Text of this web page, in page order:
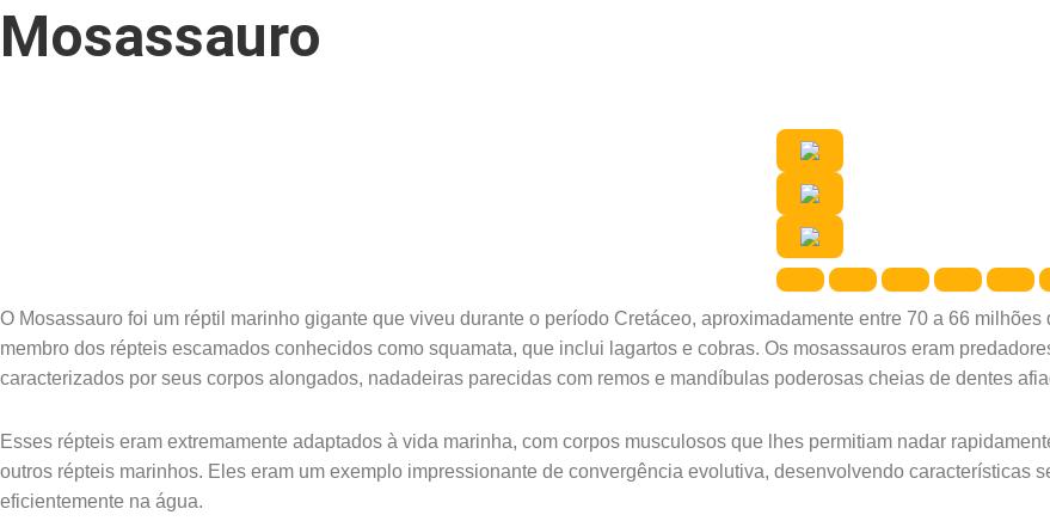
Mosassauro
O Mosassauro foi um réptil marinho gigante que viveu durante o período Cretáceo, aproximadamente entre 70 a 66
membro dos répteis escamados conhecidos como squamata, que inclui lagartos e cobras. Os mosassauros eram
caracterizados por seus corpos alongados, nadadeiras parecidas com remos e mandíbulas poderosas cheias de dentes
Esses répteis eram extremamente adaptados à vida marinha, com corpos musculosos que lhes permitiam nadar
outros répteis marinhos. Eles eram um exemplo impressionante de convergência evolutiva, desenvolvendo características
eficientemente na água.